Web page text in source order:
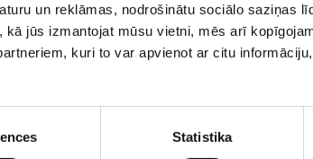
un reklāmas, nodrošinātu sociālo saziņas
jūs izmantojat mūsu vietni, mēs arī
kuri to var apvienot ar citu
Statistika